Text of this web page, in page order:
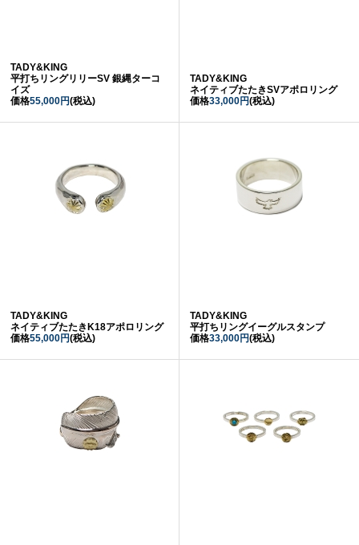
TADY&KING
平打ちリングリリーSV 銀縄ターコ
イズ
価格55,000円(税込)
TADY&KING
ネイティブたたきSVアポロリング
価格33,000円(税込)
TADY&KING
ネイティブたたきK18アポロリング
価格55,000円(税込)
TADY&KING
平打ちリングイーグルスタンプ
価格33,000円(税込)